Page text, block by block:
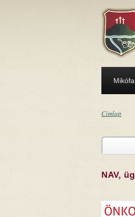
Címlap
Keresés
NAV,